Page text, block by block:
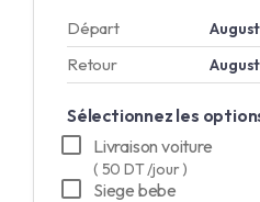
Départ
Retour
Sélectionnez les
Livraison voiture
( 50 DT /jour )
Siege bebe